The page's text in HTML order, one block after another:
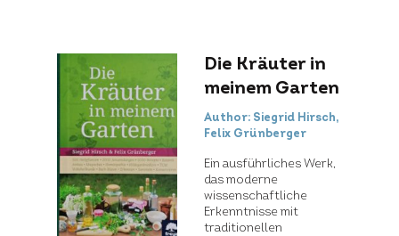
Die Kräuter in
meinem Garten
Author: Siegrid Hirsch,
Felix Grünberger
Ein ausführliches Werk,
das moderne
wissenschaftliche
Erkenntnisse mit
traditionellen